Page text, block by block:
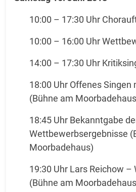
10:00 – 17:30 Uhr
10:00 – 16:00 Uhr
14:00 – 17:30 Uhr
18:00 Uhr Offenes Singen
(Bühne am
18:45 Uhr Bekanntgabe
Wettbewerbsergebnisse
Moorbadehaus)
19:30 Uhr Lars Reichow
(Bühne am